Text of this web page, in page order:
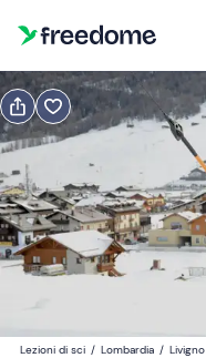
Prenota
Navigate
forward
to
interact
the
09:00
175 €
Lezioni di sci / Lombardia / Livigno